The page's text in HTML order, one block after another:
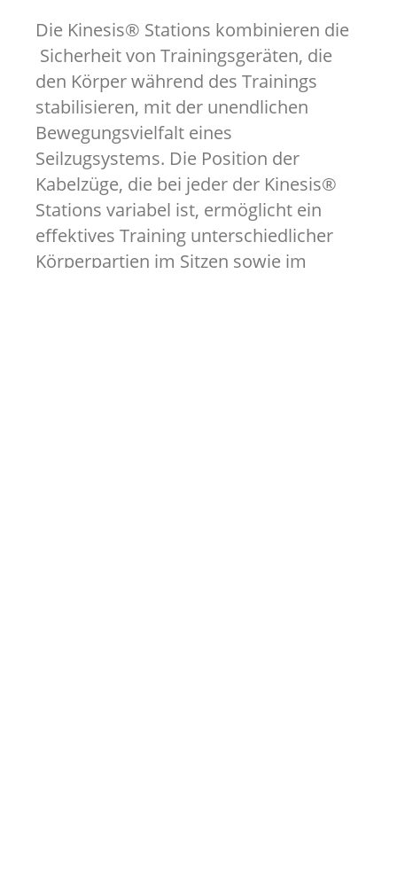
Die Kinesis® Stations kombinieren die
Sicherheit von Trainingsgeräten, die
den Körper während des Trainings
stabilisieren, mit der unendlichen
Bewegungsvielfalt eines
Seilzugsystems. Die Position der
Kabelzüge, die bei jeder der Kinesis®
Stations variabel ist, ermöglicht ein
effektives Training unterschiedlicher
Körperpartien im Sitzen sowie im